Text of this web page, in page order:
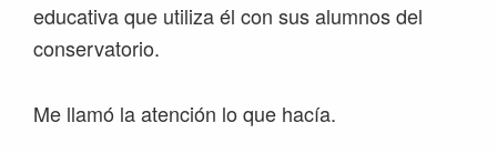
educativa que utiliza él con sus alumnos del
conservatorio.
Me llamó la atención lo que hacía.